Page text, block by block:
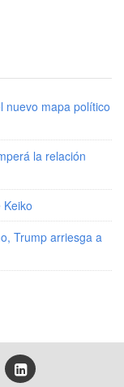
nuevo mapa político
la relación
Trump arriesga a